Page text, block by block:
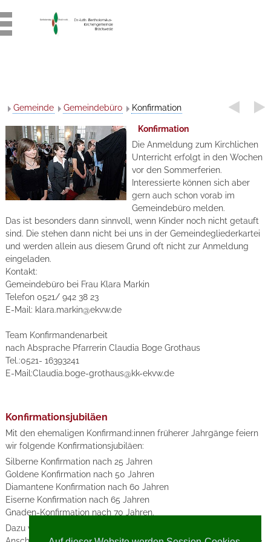
Gemeinde Gemeindebüro Konfirmation
Konfirmation
Die Anmeldung zum Kirchlichen
Unterricht erfolgt in den Wochen
vor den Sommerferien.
Interessierte können sich aber
gern auch schon vorab im
Gemeindebüro melden.
Das ist besonders dann sinnvoll, wenn Kinder noch nicht getauft
sind. Die stehen dann nicht bei uns in der Gemeindegliederkartei
und werden allein aus diesem Grund oft nicht zur Anmeldung
eingeladen.
Kontakt:
Gemeindebüro bei Frau Klara Markin
Telefon 0521/ 942 38 23
E-Mail: klara.markin@ekvw.de
Team Konfirmandenarbeit
nach Absprache Pfarrerin Claudia Boge Grothaus
Tel.:0521- 16393241
E-Mail:Claudia.boge-grothaus@kk-ekvw.de
Konfirmationsjubiläen
Mit den ehemaligen Konfirmand:innen früherer Jahrgänge feiern
wir folgende Konfirmationsjubiläen:
Silberne Konfirmation nach 25 Jahren
Goldene Konfirmation nach 50 Jahren
Diamantene Konfirmation nach 60 Jahren
Eiserne Konfirmation nach 65 Jahren
Gnaden-Konfirmation nach 70 Jahren.
Dazu werden alle Ehemaligen eingeladen, deren jetzige